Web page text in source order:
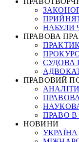
НАБУЛИ
ПРАВОВА
СУДОВА
ПРАВОВИЙ
ПРАВО В
НОВИНИ
УКРАЇНА